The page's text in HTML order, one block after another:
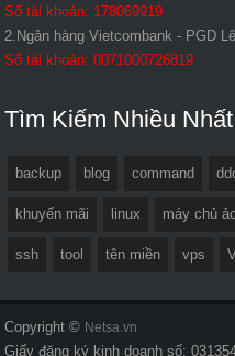
Số tài khoản: 178069919
2.Ngân hàng Vietcombank - PGD
Số tài khoản: 0071000726819
Tìm Kiếm Nhiều Nhất
backup blog command
khuyến mãi linux máy chủ
ssh tool tên miền vps
Copyright © Netsa.vn
Giấy đăng ký kinh doanh số: